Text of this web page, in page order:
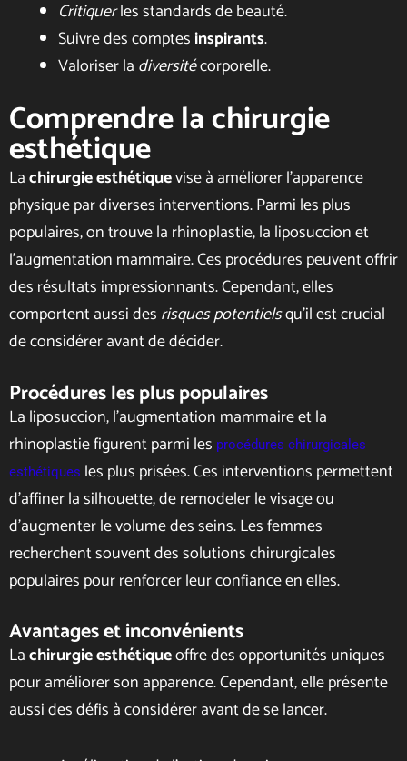
Critiquerles standards de beauté.
Suivre des comptes inspirants.
Valoriser la diversitécorporelle.
Comprendre la chirurgie
esthétique
Lachirurgie esthétiquevise à améliorer l’apparence
physique par diverses interventions. Parmi les plus
populaires, on trouve la rhinoplastie, la liposuccion et
l’augmentation mammaire. Ces procédures peuvent offrir
des résultats impressionnants. Cependant, elles
comportent aussi des risques potentielsqu’il est crucial
de considérer avant de décider.
Procédures les plus populaires
La liposuccion, l’augmentation mammaire et la
rhinoplastie figurent parmi les procédures chirurgicales
esthétiques les plus prisées. Ces interventions permettent
d’affiner la silhouette, de remodeler le visage ou
d’augmenter le volume des seins. Les femmes
recherchent souvent des solutions chirurgicales
populaires pour renforcer leur confiance en elles.
Avantages et inconvénients
Lachirurgie esthétiqueoffre des opportunités uniques
pour améliorer son apparence. Cependant, elle présente
aussi des défis à considérer avant de se lancer.